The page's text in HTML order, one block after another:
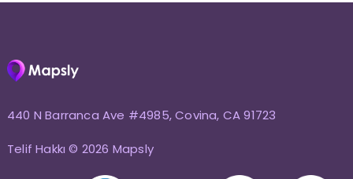
440 N Barranca Ave #4985, Covina, CA 91723
Telif Hakkı © 2026 Mapsly